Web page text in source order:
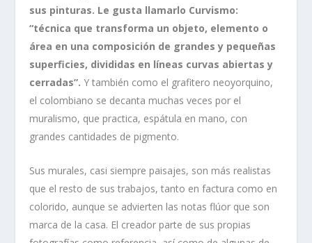
sus pinturas. Le gusta llamarlo Curvismo:
“técnica que transforma un objeto, elemento o
área en una composición de grandes y pequeñas
superficies, divididas en líneas curvas abiertas y
cerradas”. Y también como el grafitero neoyorquino,
el colombiano se decanta muchas veces por el
muralismo, que practica, espátula en mano, con
grandes cantidades de pigmento.
Sus murales, casi siempre paisajes, son más realistas
que el resto de sus trabajos, tanto en factura como en
colorido, aunque se advierten las notas flúor que son
marca de la casa. El creador parte de sus propias